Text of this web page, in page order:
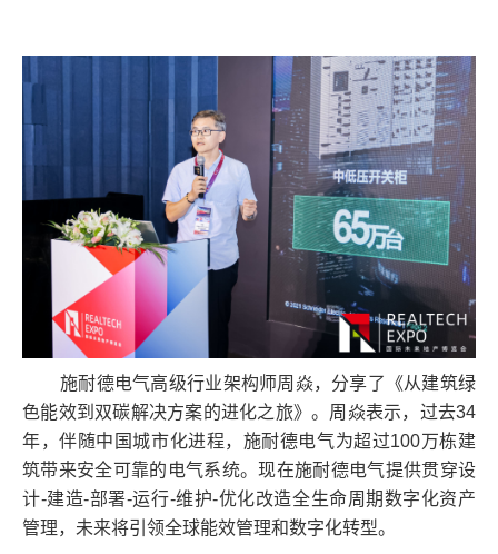
施耐德电气高级行业架构师周焱，分享了《从建筑绿
色能效到双碳解决方案的进化之旅》。周焱表示，过去34
年，伴随中国城市化进程，施耐德电气为超过100万栋建
筑带来安全可靠的电气系统。现在施耐德电气提供贯穿设
计-建造-部署-运行-维护-优化改造全生命周期数字化资产
管理，未来将引领全球能效管理和数字化转型。